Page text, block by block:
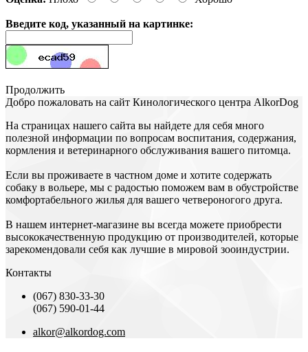
Введите код, указанный на картинке:
Продолжить
Добро пожаловать на сайт Кинологического центра АlkorDog
На страницах нашего сайта вы найдете для себя много
полезной информации по вопросам воспитания, содержания,
кормления и ветеринарного обслуживания вашего питомца.
Если вы проживаете в частном доме и хотите содержать
собаку в вольере, мы с радостью поможем вам в обустройстве
комфортабельного жилья для вашего четвероногого друга.
В нашем интернет-магазине вы всегда можете приобрести
высококачественную продукцию от производителей, которые
зарекомендовали себя как лучшие в мировой зооиндустрии.
Контакты
(067) 830-33-30
(067) 590-01-44
alkor@alkordog.com